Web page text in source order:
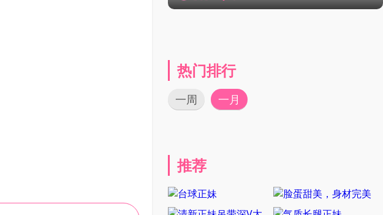
热门排行
一周 一月
推荐